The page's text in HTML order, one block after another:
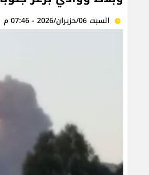
السبت 06/حزيران/2026 - 07:46 م